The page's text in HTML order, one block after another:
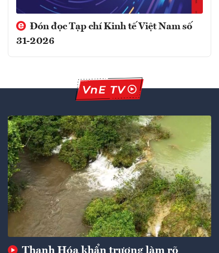
Đón đọc Tạp chí Kinh tế Việt Nam số
31-2026
Thanh Hóa khẩn trương làm rõ